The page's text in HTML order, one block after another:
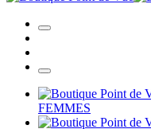
FEMMES